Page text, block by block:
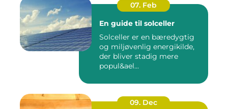
07. Feb
En guide til solceller
Solceller er en bæredygtig
og miljøvenlig energikilde,
der bliver stadig mere
popul&ael...
09. Dec